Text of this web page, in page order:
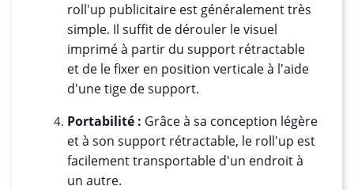
roll'up publicitaire est généralement très
simple. Il suffit de dérouler le visuel
imprimé à partir du support rétractable
et de le fixer en position verticale à l'aide
d'une tige de support.
Portabilité : Grâce à sa conception légère
et à son support rétractable, le roll'up est
facilement transportable d'un endroit à
un autre.